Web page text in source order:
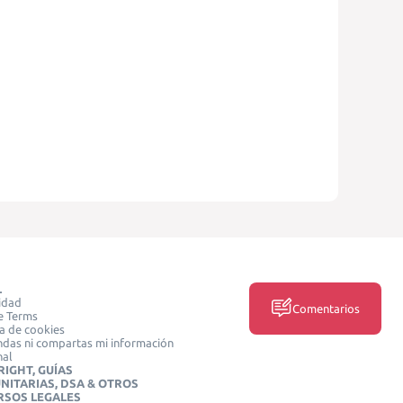
Terms
de cookies
ni compartas mi información
GUÍAS
DSA & OTROS
LEGALES
Comentarios